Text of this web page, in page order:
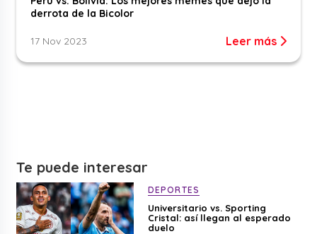
derrota de la Bicolor
17 Nov 2023 Leer más
Te puede interesar
DEPORTES
Universitario vs. Sporting
Cristal: así llegan al esperado
duelo